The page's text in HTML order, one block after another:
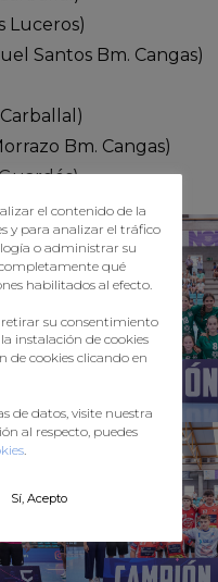
Luceros)
Santos Bm. Cangas)
Bm. Cangas)
el contenido de la
y para analizar el tráfico
o administrar su
qué
habilitados al efecto.
retirar su consentimiento
instalación de cookies
de cookies clicando en
de datos, visite nuestra
al respecto, puedes
Sí, Acepto